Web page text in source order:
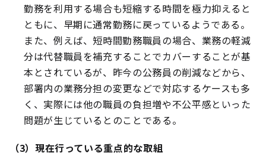
勤務を利用する場合も短縮する時間を極力抑えると
ともに、早期に通常勤務に戻っているようである。
また、例えば、短時間勤務職員の場合、業務の軽減
分は代替職員を補充することでカバーすることが基
本とされているが、昨今の公務員の削減などから、
部署内の業務分担の変更などで対応するケースも多
く、実際には他の職員の負担増や不公平感といった
問題が生じているとのことである。
（3）現在行っている重点的な取組